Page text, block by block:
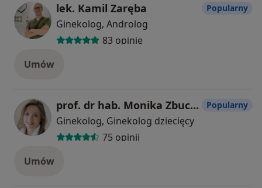
lek. Kamil Zaręba
Ginekolog, Androlog
83 opinie
Popularny
Umów
prof. dr hab. Monika Zbucka - Krętowska
Ginekolog, Ginekolog dziecięcy
75 opinii
Popularny
Umów